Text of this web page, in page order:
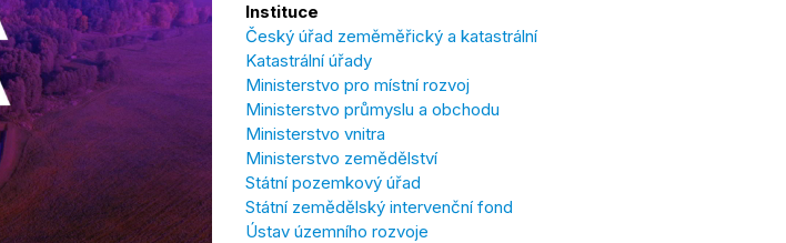
Instituce
Český úřad zeměměřický a katastrální
Katastrální úřady
Ministerstvo pro místní rozvoj
Ministerstvo průmyslu a obchodu
Ministerstvo vnitra
Ministerstvo zemědělství
Státní pozemkový úřad
Státní zemědělský intervenční fond
Ústav územního rozvoje